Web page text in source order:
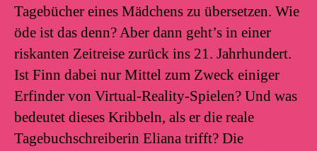
Tagebücher eines Mädchens zu übersetzen. Wie
öde ist das denn? Aber dann geht’s in einer
riskanten Zeitreise zurück ins 21. Jahrhundert.
Ist Finn dabei nur Mittel zum Zweck einiger
Erfinder von Virtual-Reality-Spielen? Und was
bedeutet dieses Kribbeln, als er die reale
Tagebuchschreiberin Eliana trifft? Die